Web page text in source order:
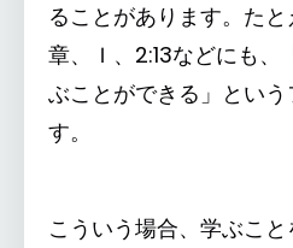
ることがあります。た
章、Ｉ、2:13などにも、
ぶことができる」とい
す。
こういう場合、学ぶこ